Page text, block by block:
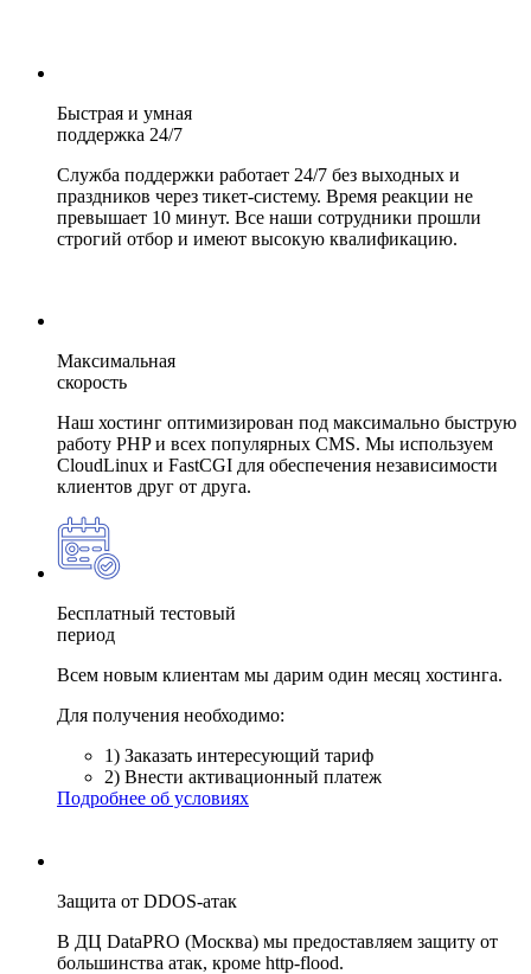
Быстрая и умная
поддержка 24/7
Служба поддержки работает 24/7 без выходных и
праздников через тикет-систему. Время реакции не
превышает 10 минут. Все наши сотрудники прошли
строгий отбор и имеют высокую квалификацию.
Максимальная
скорость
Наш хостинг оптимизирован под максимально быструю
работу PHP и всех популярных CMS. Мы используем
CloudLinux и FastCGI для обеспечения независимости
клиентов друг от друга.
Бесплатный тестовый
период
Всем новым клиентам мы дарим один месяц хостинга.
Для получения необходимо:
1) Заказать интересующий тариф
2) Внести активационный платеж
Подробнее об условиях
Защита от DDOS-атак
В ДЦ DataPRO (Москва) мы предоставляем защиту от
большинства атак, кроме http-flood.